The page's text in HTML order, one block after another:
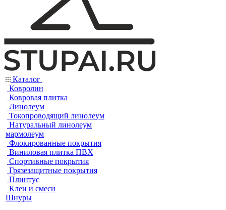
Каталог
Ковролин
Ковровая плитка
Линолеум
Токопроводящий линолеум
Натуральный линолеум
мармолеум
Флокированные покрытия
Виниловая плитка ПВХ
Спортивные покрытия
Грязезащитные покрытия
Плинтус
Клеи и смеси
Шнуры